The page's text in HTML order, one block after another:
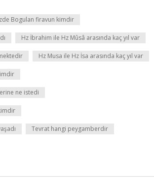
Bogulan firavun kimdir
Hz İbrahim ile Hz Mûsâ arasında kaç yıl var
Hz Musa ile Hz İsa arasında kaç yıl var
ne istedi
Tevrat hangi peygamberdir